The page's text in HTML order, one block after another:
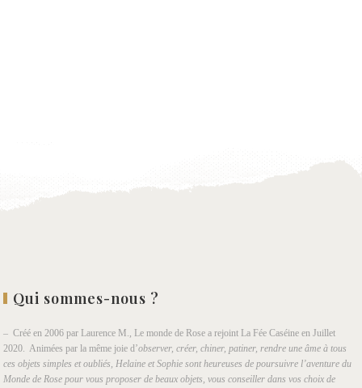
Qui sommes-nous ?
– Créé en 2006 par Laurence M., Le monde de Rose a rejoint La Fée Caséine en Juillet
2020. Animées par la même joie d’observer, créer, chiner, patiner, rendre une âme à tous
ces objets simples et oubliés, Helaine et Sophie sont heureuses de poursuivre l’aventure du
Monde de Rose pour vous proposer de beaux objets, vous conseiller dans vos choix de